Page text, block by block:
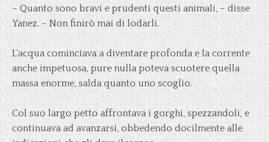
– Quanto sono bravi e prudenti questi animali, – disse
Yanez. – Non finirò mai di lodarli.
L’acqua cominciava a diventare profonda e la corrente
anche impetuosa, pure nulla poteva scuotere quella
massa enorme, salda quanto uno scoglio.
Col suo largo petto affrontava i gorghi, spezzandoli, e
continuava ad avanzarsi, obbedendo docilmente alle